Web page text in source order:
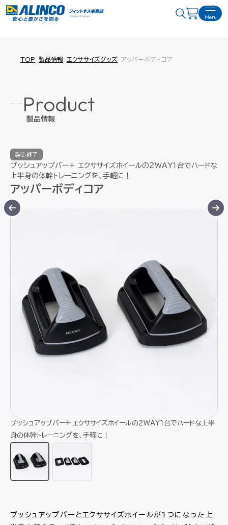
Menu
TOP 製品情報 エクササイズグッズ アッパーボディコア
Product
製品情報
製造終了
プッシュアップバー+ エクササイズホイールの２WAY１台でハードな
上半身の体幹トレーニングを、手軽に！
アッパーボディコア
プッシュアップバー+ エクササイズホイールの２WAY１台でハードな上半
身の体幹トレーニングを、手軽に！
プッシュアップバーとエクササイズホイールが1つになった上